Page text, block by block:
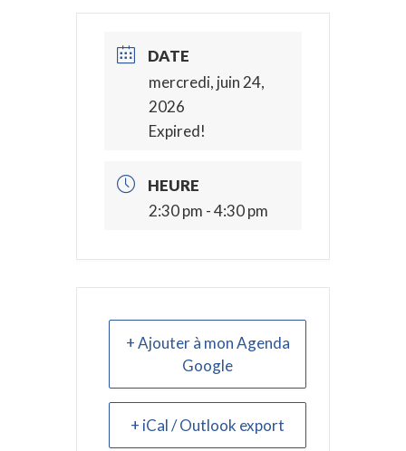
DATE
mercredi, juin 24,
2026
Expired!
HEURE
2:30 pm - 4:30 pm
+ Ajouter à mon Agenda
Google
+ iCal / Outlook export